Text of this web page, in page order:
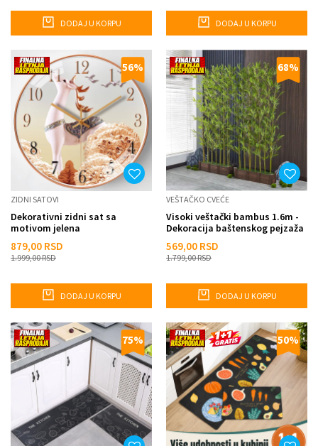
DODAJ U KORPU DODAJ U KORPU
56%
ZIDNI SATOVI
Dekorativni zidni sat sa
motivom jelena
879,00 RSD
1.999,00RSD
DODAJ U KORPU
68%
VEŠTAČKO CVEĆE
Visoki veštački bambus 1.6m -
Dekoracija baštenskog pejzaža
569,00 RSD
1.799,00RSD
DODAJ U KORPU
75% 50%